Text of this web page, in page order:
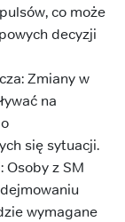
co może
decyzji
Zmiany w
na
się sytuacji.
Osoby z SM
wymagane